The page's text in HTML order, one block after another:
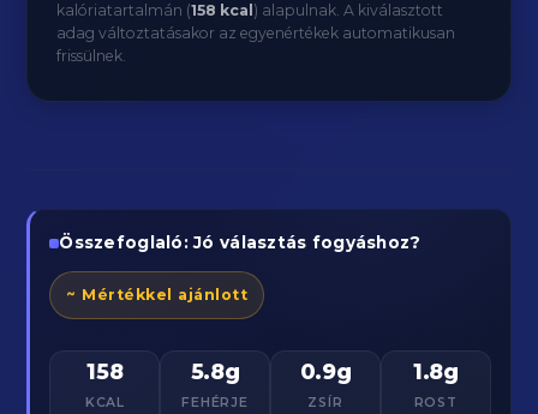
kalóriatartalmán (158 kcal ) alapulnak. A kiválasztott
adag változtatásakor az egyenértékek automatikusan
frissülnek.
Összefoglaló: Jó választás fogyáshoz?
~ Mértékkel ajánlott
158
KCAL
5.8g
FEHÉRJE
0.9g
ZSÍR
1.8g
ROST